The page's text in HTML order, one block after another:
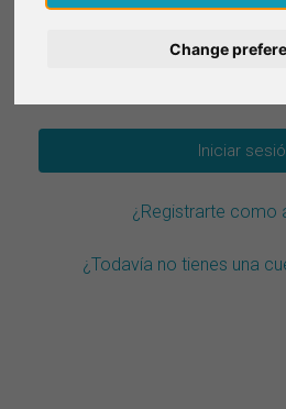
Change
Contraseña*
¿Registrarte como
¿Todavía no tienes una
English
Deutsch
Italiano